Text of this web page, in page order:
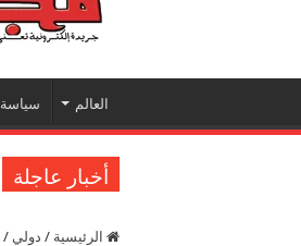
العالم سياسة
أخبار عاجلة
الرئيسية / دولي /